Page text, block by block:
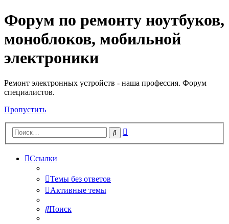
Регистрация
Форум по ремонту ноутбуков,
моноблоков, мобильной
электроники
Ремонт электронных устройств - наша профессия. Форум
специалистов.
Пропустить
Поиск
Ссылки
Темы без ответов
Активные темы
Поиск